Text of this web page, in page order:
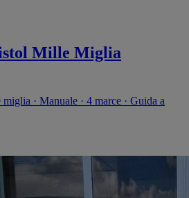
Mille Miglia
· Manuale · 4 marce · Guida a